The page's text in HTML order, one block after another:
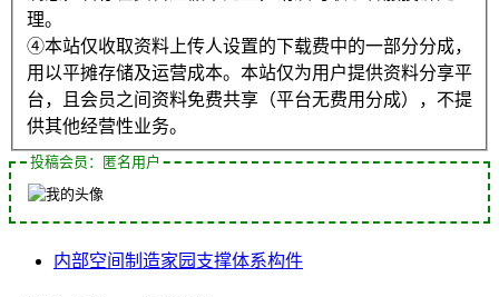
理。
④本站仅收取资料上传人设置的下载费中的一部分分成，
用以平摊存储及运营成本。本站仅为用户提供资料分享平
台，且会员之间资料免费共享（平台无费用分成），不提
供其他经营性业务。
投稿会员：匿名用户
内部空间制造家园 支撑体系构件